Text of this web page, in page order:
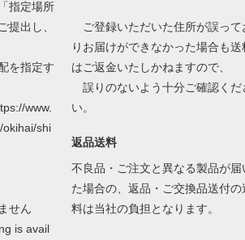
指定場所
提出し、
を指定す
www.
okihai/shi
せん
is avail
ご登録いただいた住所が誤って
りお届けができなかった場合も送
はご返金いたしかねますので、
誤りのないよう十分ご確認くだ
い。
返品送料
不良品・ご注文と異なる製品が届
た場合の、返品・ご交換品送付の
料は当社の負担となります。